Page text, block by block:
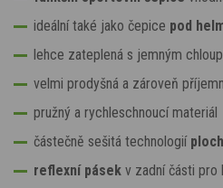
ideální také jako čepice pod
lehce zateplená s jemným
velmi prodyšná a zároveň
pružný a rychleschnoucí materiál
částečně sešitá technologií
reflexní pásek v zadní části pro